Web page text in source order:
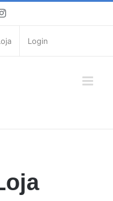
instagram
Login